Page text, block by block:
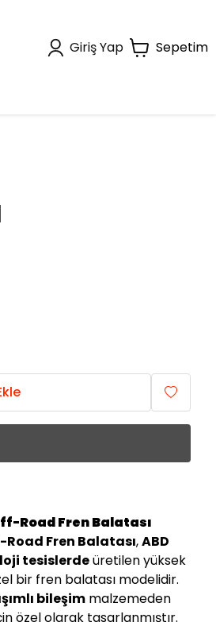
Giriş Yap Sepetim
Road Fren Balatası
Road Fren Balatası,ABD
tesislerdeüretilen yüksek
bir fren balatası modelidir.
bileşim malzemeden
özel olarak tasarlanmıştır.